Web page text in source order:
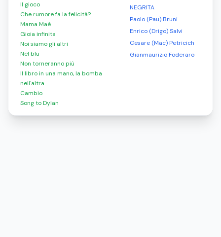
Il gioco
Che rumore fa la felicità?
Mama Maé
Gioia infinita
Noi siamo gli altri
Nel blu
Non torneranno più
Il libro in una mano, la bomba
nell'altra
Cambio
Song to Dylan
NEGRITA
Paolo (Pau) Bruni
Enrico (Drigo) Salvi
Cesare (Mac) Petricich
Gianmaurizio Foderaro